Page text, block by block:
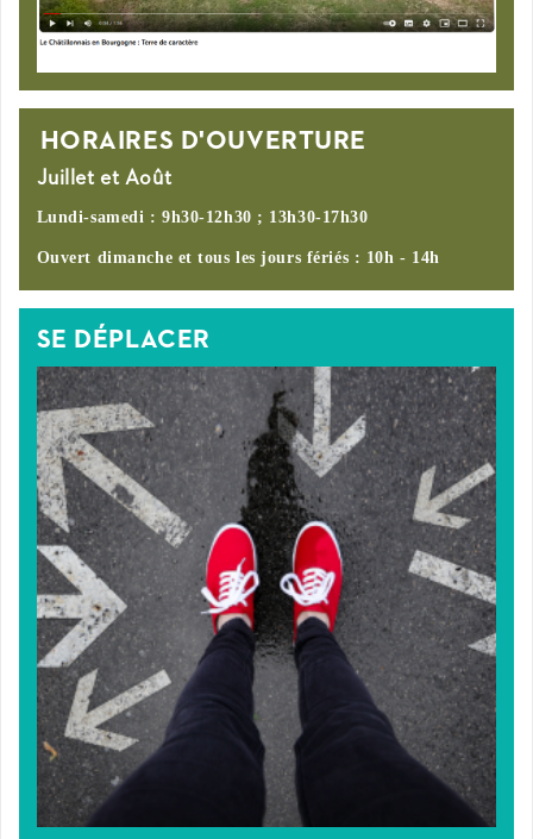
HORAIRES D'OUVERTURE
Juillet et Août
Lundi-samedi : 9h30-12h30 ; 13h30-17h30
Ouvert dimanche et tous les jours fériés : 10h - 14h
SE DÉPLACER